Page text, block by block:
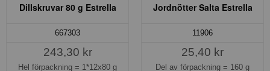
Dillskruvar 80 g Estrella
667303
243,30 kr
Hel förpackning = 1*12x80 g
Jordnötter Salta Estrella
11906
25,40 kr
Del av förpackning = 160 g